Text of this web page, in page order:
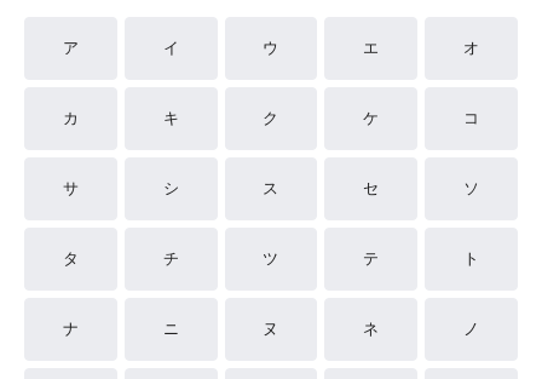
ア イ ウ エ オ
カ キ ク ケ コ
サ シ ス セ ソ
タ チ ツ テ ト
ナ ニ ヌ ネ ノ